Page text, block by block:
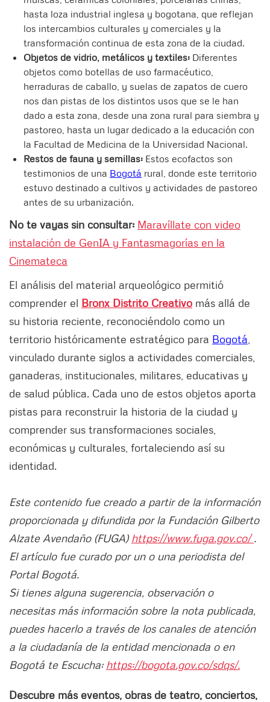
hasta loza industrial inglesa y bogotana, que reflejan
los intercambios culturales y comerciales y la
transformación continua de esta zona de la ciudad.
Objetos de vidrio, metálicos y textiles: Diferentes
objetos como botellas de uso farmacéutico,
herraduras de caballo, y suelas de zapatos de cuero
nos dan pistas de los distintos usos que se le han
dado a esta zona, desde una zona rural para siembra y
pastoreo, hasta un lugar dedicado a la educación con
la Facultad de Medicina de la Universidad Nacional.
Restos de fauna y semillas: Estos ecofactos son
testimonios de una Bogotá rural, donde este territorio
estuvo destinado a cultivos y actividades de pastoreo
antes de su urbanización.
No te vayas sin consultar: Maravíllate con video
instalación de GenIA y Fantasmagorías en la
Cinemateca
El análisis del material arqueológico permitió
comprender el Bronx Distrito Creativo más allá de
su historia reciente, reconociéndolo como un
territorio históricamente estratégico para Bogotá
vinculado durante siglos a actividades comerciales,
ganaderas, institucionales, militares, educativas y
de salud pública. Cada uno de estos objetos aporta
pistas para reconstruir la historia de la ciudad y
comprender sus transformaciones sociales,
económicas y culturales, fortaleciendo así su
identidad.
Este contenido fue creado a partir de la información
proporcionada y difundida por la Fundación Gilberto
Alzate Avendaño (FUGA) https://www.fuga.gov.co/.
El artículo fue curado por un o una periodista del
Portal Bogotá.
Si tienes alguna sugerencia, observación o
necesitas más información sobre la nota publicada,
puedes hacerlo a través de los canales de atención
a la ciudadanía de la entidad mencionada o en
Bogotá te Escucha: https://bogota.gov.co/sdqs/.
Descubre más eventos, obras de teatro, conciertos,